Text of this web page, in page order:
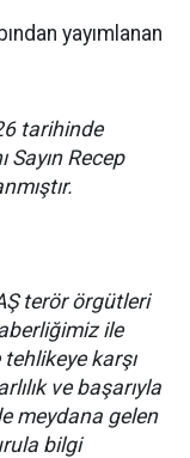
yayımlanan
tarihinde
Recep
terör örgütleri
ile
karşı
ve başarıyla
meydana gelen
bilgi